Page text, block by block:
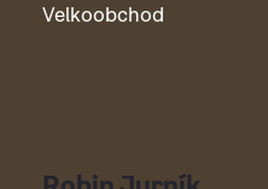
Velkoobchod